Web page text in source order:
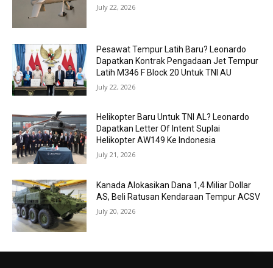
July 22, 2026
Pesawat Tempur Latih Baru? Leonardo
Dapatkan Kontrak Pengadaan Jet Tempur
Latih M346 F Block 20 Untuk TNI AU
July 22, 2026
Helikopter Baru Untuk TNI AL? Leonardo
Dapatkan Letter Of Intent Suplai
Helikopter AW149 Ke Indonesia
July 21, 2026
Kanada Alokasikan Dana 1,4 Miliar Dollar
AS, Beli Ratusan Kendaraan Tempur ACSV
July 20, 2026